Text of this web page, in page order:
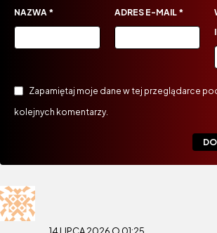
NAZWA * ADRES E-MAIL *
Zapamiętaj moje dane w tej przeglądarce
kolejnych komentarzy.